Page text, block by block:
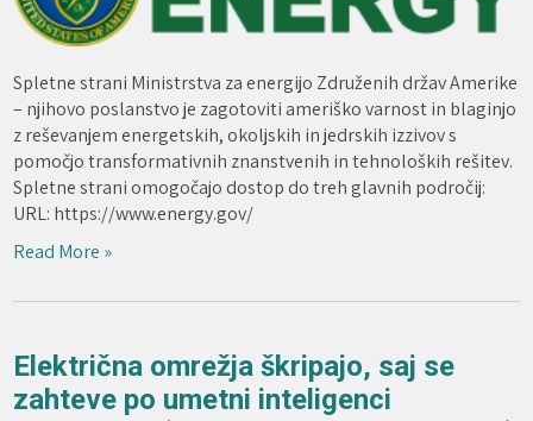
Spletne strani Ministrstva za energijo Združenih držav Amerike
– njihovo poslanstvo je zagotoviti ameriško varnost in blaginjo
z reševanjem energetskih, okoljskih in jedrskih izzivov s
pomočjo transformativnih znanstvenih in tehnoloških rešitev.
Spletne strani omogočajo dostop do treh glavnih področij:
URL: https://www.energy.gov/
Read More »
Električna omrežja škripajo, saj se
zahteve po umetni inteligenci